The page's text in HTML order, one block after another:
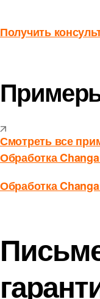
Получить
Смотреть все
Обработка
Обработка